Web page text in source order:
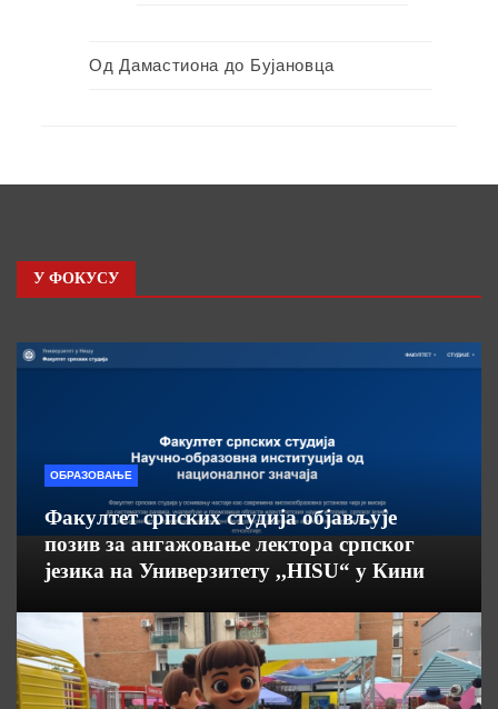
Од Дамастиона до Бујановца
У ФОКУСУ
ОБРАЗОВАЊЕ
Факултет српских студија објављује
позив за ангажовање лектора српског
језика на Универзитету ,,HISU“ у Кини